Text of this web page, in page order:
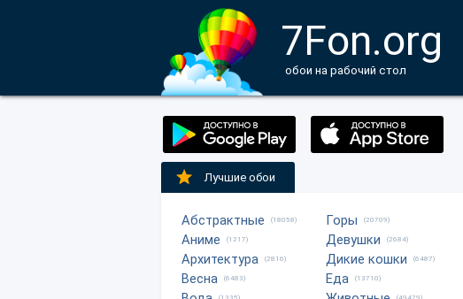
7Fon.org
обои на рабочий стол
Лучшие обои
Абстрактные (18058)
Аниме (1217)
Архитектура (2816)
Весна (6483)
Горы (20709)
Девушки (2684)
Дикие кошки (6487)
Еда (13710)